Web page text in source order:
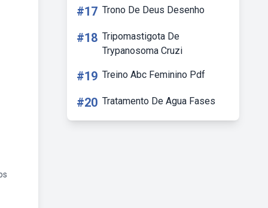
#17 Trono De Deus Desenho
#18 Tripomastigota De
Trypanosoma Cruzi
#19 Treino Abc Feminino Pdf
#20 Tratamento De Agua Fases